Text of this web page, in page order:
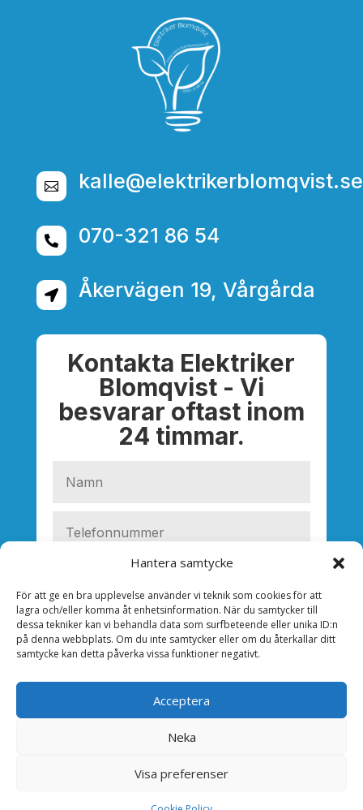
Hantera samtycke
För att ge en bra upplevelse använder vi teknik som cookies för att
lagra och/eller komma åt enhetsinformation. När du samtycker till
dessa tekniker kan vi behandla data som surfbeteende eller unika ID:n
på denna webbplats. Om du inte samtycker eller om du återkallar ditt
samtycke kan detta påverka vissa funktioner negativt.
Acceptera
Neka
Visa preferenser
 kalle@elektrikerblomqvist.se
 070-321 86 54
 Åkervägen 19, Vårgårda
Kontakta Elektriker
Blomqvist - Vi
besvarar oftast inom
24 timmar.